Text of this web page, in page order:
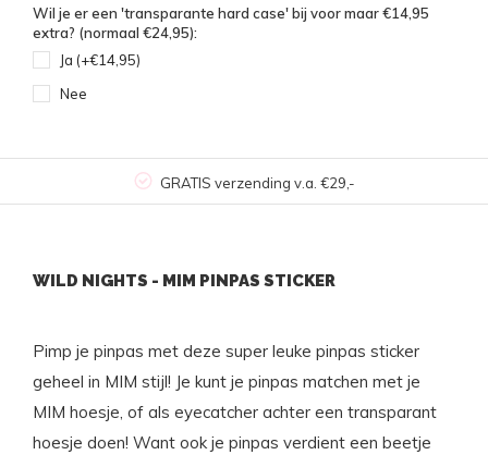
Wil je er een 'transparante hard case' bij voor maar €14,95
extra? (normaal €24,95):
Ja (+€14,95)
Nee
GRATIS verzending v.a. €29,-
WILD NIGHTS - MIM PINPAS STICKER
Pimp je pinpas met deze super leuke pinpas sticker
geheel in MIM stijl! Je kunt je pinpas matchen met je
MIM hoesje, of als eyecatcher achter een transparant
hoesje doen! Want ook je pinpas verdient een beetje